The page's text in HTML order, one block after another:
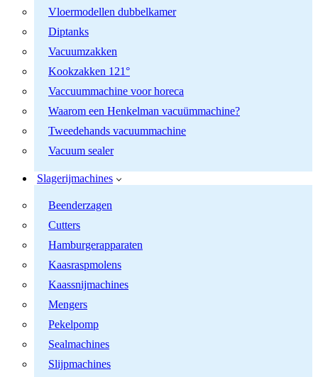
Vloermodellen dubbelkamer
Diptanks
Vacuumzakken
Kookzakken 121°
Vaccuummachine voor horeca
Waarom een Henkelman vacuümmachine?
Tweedehands vacuummachine
Vacuum sealer
Slagerijmachines
Beenderzagen
Cutters
Hamburgerapparaten
Kaasraspmolens
Kaassnijmachines
Mengers
Pekelpomp
Sealmachines
Slijpmachines